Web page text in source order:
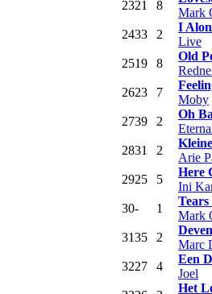
2321 8
Mark
2433 2
I
Live
2519 8
Old
2623 7
Moby
2739 2
Oh
2831 2
Arie
2925 5
Here
Ini
30- 1
Mark
3135 2
Marc
3227 4
Een
Joel
Het